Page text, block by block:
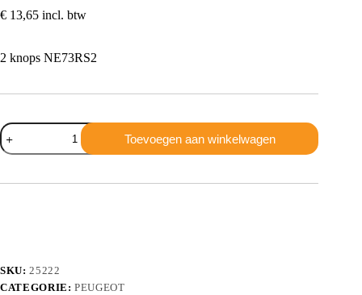
€ 13,65 incl. btw
2 knops NE73RS2
Peugeot
2
knops
aantal
Toevoegen aan winkelwagen
SKU:25222
CATEGORIE:PEUGEOT